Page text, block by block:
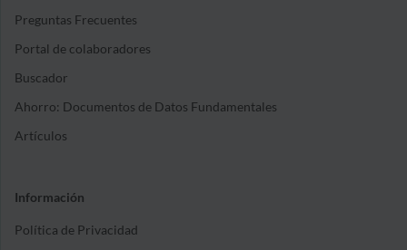
Preguntas Frecuentes
Portal de colaboradores
Buscador
Ahorro: Documentos de Datos Fundamentales
Artículos
Información
Política de Privacidad